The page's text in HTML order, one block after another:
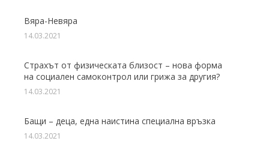
Вяра-Невяра
14.03.2021
Страхът от физическата близост – нова форма
на социален самоконтрол или грижа за другия?
14.03.2021
Бащи – деца, една наистина специална връзка
14.03.2021